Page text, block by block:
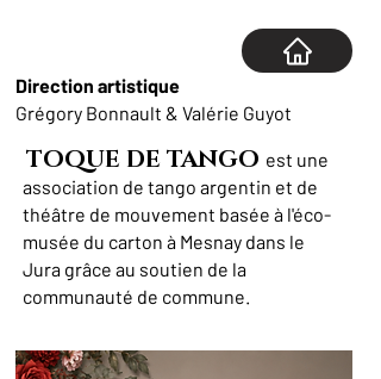
Direction artistique
Grégory Bonnault & Valérie Guyot
TOQUE DE TANGO est une
association de tango argentin et de
théâtre de mouvement basée à l'éco-
musée du carton à Mesnay dans le
Jura grâce au soutien de la
communauté de commune.